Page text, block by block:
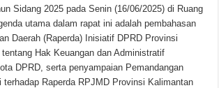
Sidang 2025 pada Senin (16/06/2025) di Ruang
utama dalam rapat ini adalah pembahasan
Daerah (Raperda) Inisiatif DPRD Provinsi
Hak Keuangan dan Administratif
DPRD, serta penyampaian Pemandangan
terhadap Raperda RPJMD Provinsi Kalimantan